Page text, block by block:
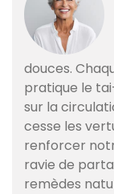
douces.
pratique le
sur la
cesse les
renforcer
ravie de
remèdes